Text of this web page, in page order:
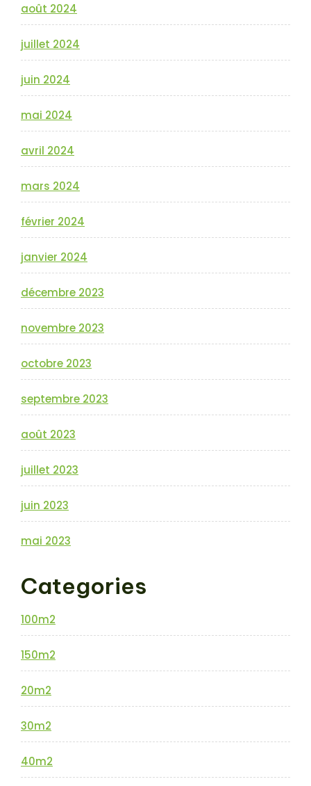
août 2024
juillet 2024
juin 2024
mai 2024
avril 2024
mars 2024
février 2024
janvier 2024
décembre 2023
novembre 2023
octobre 2023
septembre 2023
août 2023
juillet 2023
juin 2023
mai 2023
Categories
100m2
150m2
20m2
30m2
40m2